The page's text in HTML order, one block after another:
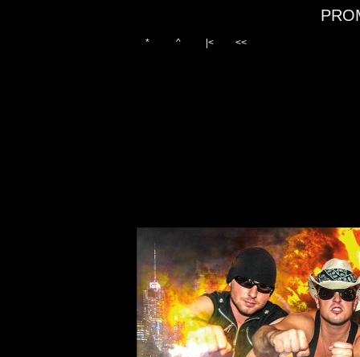
* ^ |< <<